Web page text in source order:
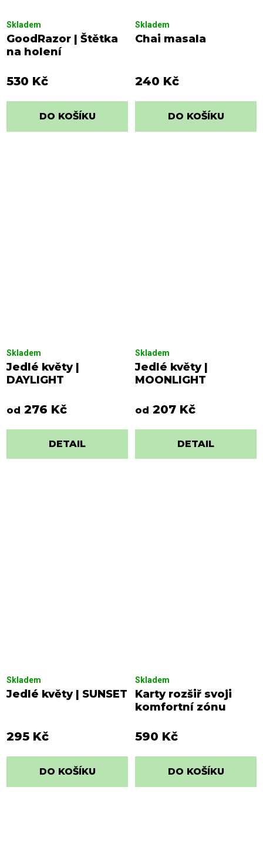
GoodRazor | Štětka
na holení
Skladem
530 Kč
DO KOŠÍKU
Chai masala
Skladem
240 Kč
DO KOŠÍKU
Jedlé květy |
DAYLIGHT
Skladem
od 276 Kč
DETAIL
Jedlé květy |
MOONLIGHT
Skladem
od 207 Kč
DETAIL
Jedlé květy | SUNSET
Skladem
295 Kč
DO KOŠÍKU
Karty rozšiř svoji
komfortní zónu
Skladem
590 Kč
DO KOŠÍKU